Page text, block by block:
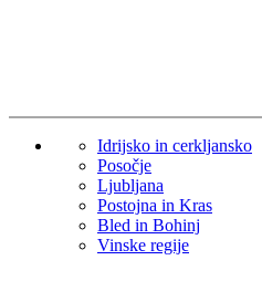
Idrijsko in cerkljansko
Posočje
Ljubljana
Postojna in Kras
Bled in Bohinj
Vinske regije